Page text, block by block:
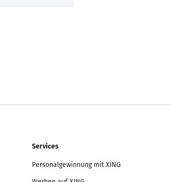
Services
Personalgewinnung mit XING